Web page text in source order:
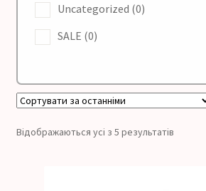
Uncategorized (0)
SALE (0)
Відображаються усі з 5 результатів